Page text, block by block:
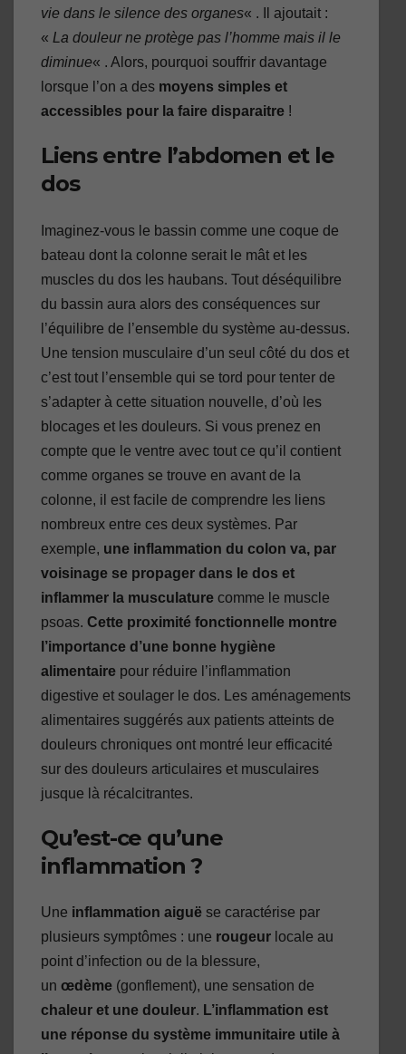
vie dans le silence des organes« . Il ajoutait :
« La douleur ne protège pas l’homme mais il le
diminue« . Alors, pourquoi souffrir davantage
lorsque l’on a des moyens simples et
accessibles pour la faire disparaitre !
Liens entre l’abdomen et le
dos
Imaginez-vous le bassin comme une coque de
bateau dont la colonne serait le mât et les
muscles du dos les haubans. Tout déséquilibre
du bassin aura alors des conséquences sur
l’équilibre de l’ensemble du système au-dessus.
Une tension musculaire d’un seul côté du dos et
c’est tout l’ensemble qui se tord pour tenter de
s’adapter à cette situation nouvelle, d’où les
blocages et les douleurs. Si vous prenez en
compte que le ventre avec tout ce qu’il contient
comme organes se trouve en avant de la
colonne, il est facile de comprendre les liens
nombreux entre ces deux systèmes. Par
exemple, une inflammation du colon va, par
voisinage se propager dans le dos et
inflammer la musculature comme le muscle
psoas. Cette proximité fonctionnelle montre
l’importance d’une bonne hygiène
alimentaire pour réduire l’inflammation
digestive et soulager le dos. Les aménagements
alimentaires suggérés aux patients atteints de
douleurs chroniques ont montré leur efficacité
sur des douleurs articulaires et musculaires
jusque là récalcitrantes.
Qu’est-ce qu’une
inflammation ?
Une inflammation aiguë se caractérise par
plusieurs symptômes : une rougeur locale au
point d’infection ou de la blessure,
un œdème (gonflement), une sensation de
chaleur et une douleur. L’inflammation est
une réponse du système immunitaire utile à